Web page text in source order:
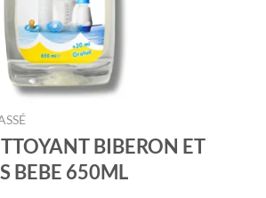
BIBERON ET
BEBE 650ML